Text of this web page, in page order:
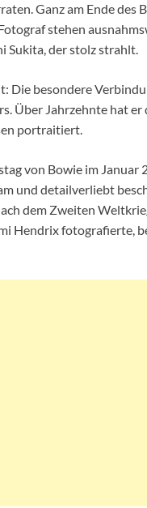
Ganz am Ende des
stehen
Sukita, der stolz strahlt.
Die besondere
Über Jahrzehnte hat
portraitiert.
von Bowie im Januar
und detailverliebt
dem Zweiten
Hendrix fotografierte,